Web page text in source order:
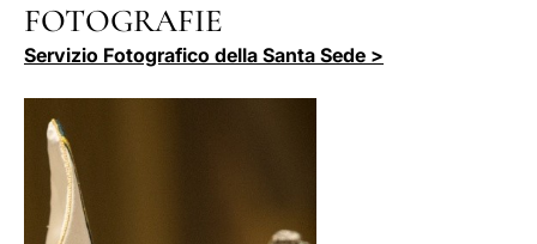
FOTOGRAFIE
Servizio Fotografico della Santa Sede >